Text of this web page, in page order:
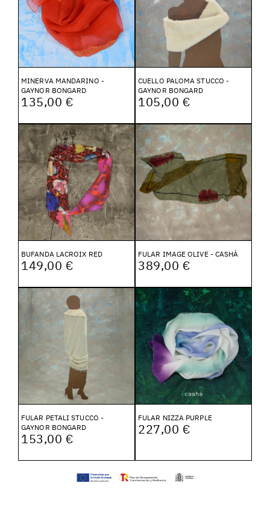
MINERVA MANDARINO -
GAYNOR BONGARD
135,00 €
CUELLO PALOMA STUCCO -
GAYNOR BONGARD
105,00 €
BUFANDA LACROIX RED
149,00 €
FULAR IMAGE OLIVE - CASHÀ
389,00 €
FULAR PETALI STUCCO -
GAYNOR BONGARD
153,00 €
FULAR NIZZA PURPLE
227,00 €